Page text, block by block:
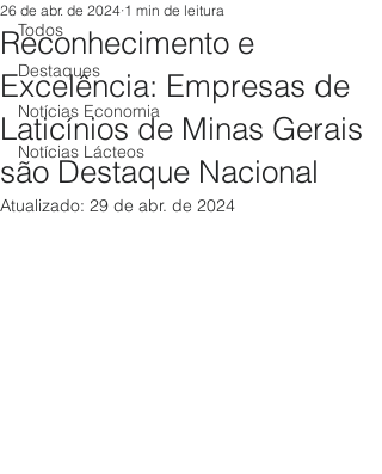
Todos
Destaques
Notícias Economia
Notícias Lácteos
Reconhecimento e
Excelência: Empresas de
Laticínios de Minas Gerais
são Destaque Nacional
26 de abr. de 2024 1 min de leitura
Atualizado: 29 de abr. de 2024